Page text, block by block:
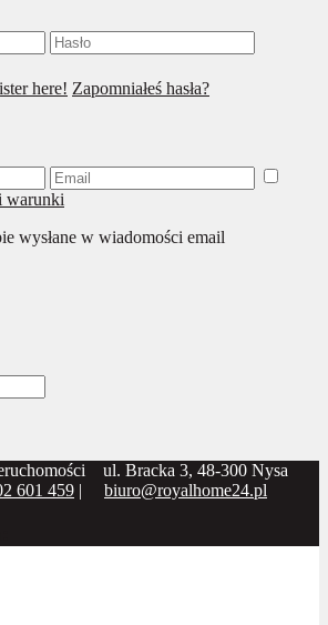
here! Zapomniałeś hasła?
warunki
wysłane w wiadomości email
ul. Bracka 3, 48-300 Nysa
601 459 | biuro@royalhome24.pl